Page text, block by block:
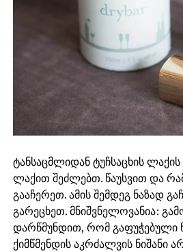
ტანსაცმლიდან ტუჩსაცხის
ლაქით შეძლებთ. წაუსვით და
გააჩერეთ. ამის შემდეგ ნაზად
გარეცხეთ. მნიშვნელოვანია:
დარწმუნდით, რომ გაფუჭებული
ქიმწმენდის აკრძალვის ნიშანი